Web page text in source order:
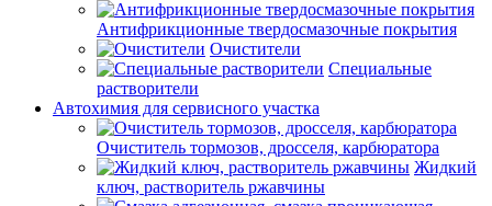
Антифрикционные твердосмазочные покрытия
Очистители
Специальные
растворители
Автохимия для сервисного участка
Очиститель тормозов, дросселя, карбюратора
Жидкий
ключ, растворитель ржавчины